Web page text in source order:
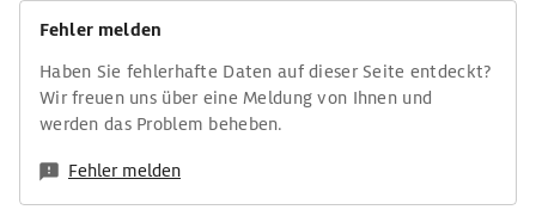
Fehler melden
Haben Sie fehlerhafte Daten auf dieser Seite entdeckt?
Wir freuen uns über eine Meldung von Ihnen und
werden das Problem beheben.
Fehler melden